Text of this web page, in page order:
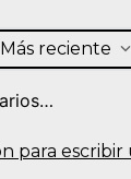
para
Más reciente